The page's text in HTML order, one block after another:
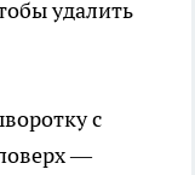
удалить
с
—